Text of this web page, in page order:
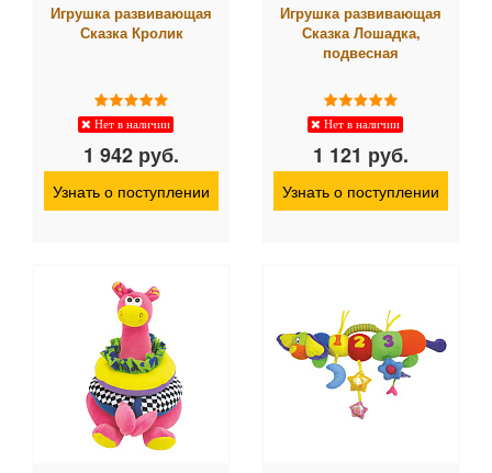
Игрушка развивающая
Сказка Кролик
Нет в наличии
1 942 руб.
Узнать о поступлении
Игрушка развивающая
Сказка Лошадка,
подвесная
Нет в наличии
1 121 руб.
Узнать о поступлении